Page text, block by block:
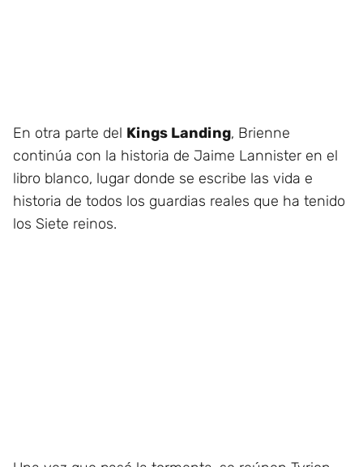
En otra parte del Kings Landing, Brienne
continúa con la historia de Jaime Lannister en el
libro blanco, lugar donde se escribe las vida e
historia de todos los guardias reales que ha tenido
los Siete reinos.